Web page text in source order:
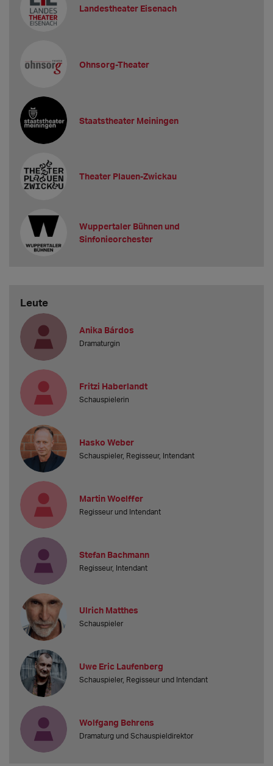
Landestheater Eisenach
Ohnsorg-Theater
Staatstheater Meiningen
Theater Plauen-Zwickau
Wuppertaler Bühnen und
Sinfonieorchester
Leute
Anika Bárdos
Dramaturgin
Fritzi Haberlandt
Schauspielerin
Hasko Weber
Schauspieler, Regisseur, Intendant
Martin Woelffer
Regisseur und Intendant
Stefan Bachmann
Regisseur, Intendant
Ulrich Matthes
Schauspieler
Uwe Eric Laufenberg
Schauspieler, Regisseur und Intendant
Wolfgang Behrens
Dramaturg und Schauspieldirektor